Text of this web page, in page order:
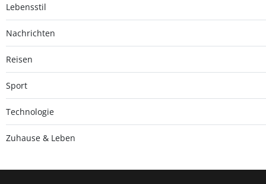
Lebensstil
Nachrichten
Reisen
Sport
Technologie
Zuhause & Leben